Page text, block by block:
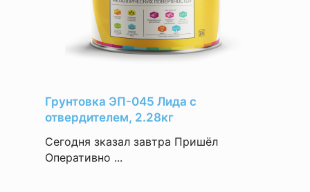
Грунтовка ЭП-045 Лида с
отвердителем, 2.28кг
Сегодня зказал завтра Пришёл
Оперативно ...